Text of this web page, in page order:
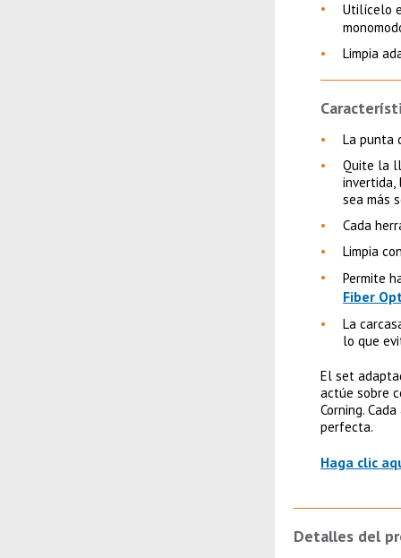
Utilícelo
Limpia
La punta
Quite la
invertida,
sea más
Cada
Limpia
Permite
Fiber
La
lo que
El set
actúe sobre
Corning.
perfecta.
Haga clic
Detalles del